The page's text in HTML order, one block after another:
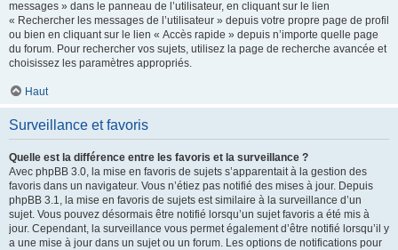
messages » dans le panneau de l’utilisateur, en cliquant sur le lien
« Rechercher les messages de l’utilisateur » depuis votre propre page de profil
ou bien en cliquant sur le lien « Accès rapide » depuis n’importe quelle page
du forum. Pour rechercher vos sujets, utilisez la page de recherche avancée et
choisissez les paramètres appropriés.
Haut
Surveillance et favoris
Quelle est la différence entre les favoris et la surveillance ?
Avec phpBB 3.0, la mise en favoris de sujets s’apparentait à la gestion des
favoris dans un navigateur. Vous n’étiez pas notifié des mises à jour. Depuis
phpBB 3.1, la mise en favoris de sujets est similaire à la surveillance d’un
sujet. Vous pouvez désormais être notifié lorsqu’un sujet favoris a été mis à
jour. Cependant, la surveillance vous permet également d’être notifié lorsqu’il y
a une mise à jour dans un sujet ou un forum. Les options de notifications pour